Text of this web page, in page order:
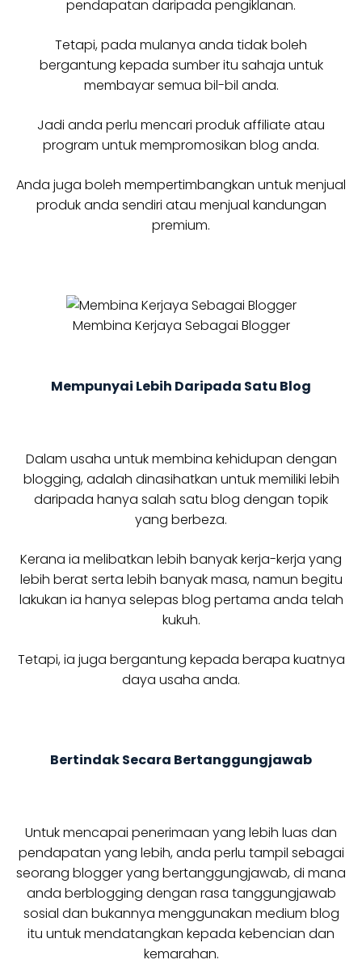
pendapatan daripada pengiklanan.
Tetapi, pada mulanya anda tidak boleh
bergantung kepada sumber itu sahaja untuk
membayar semua bil-bil anda.
Jadi anda perlu mencari produk affiliate atau
program untuk mempromosikan blog anda.
Anda juga boleh mempertimbangkan untuk menjual
produk anda sendiri atau menjual kandungan
premium.
Membina Kerjaya Sebagai Blogger
Mempunyai Lebih Daripada Satu Blog
Dalam usaha untuk membina kehidupan dengan
blogging, adalah dinasihatkan untuk memiliki lebih
daripada hanya salah satu blog dengan topik
yang berbeza.
Kerana ia melibatkan lebih banyak kerja-kerja yang
lebih berat serta lebih banyak masa, namun begitu
lakukan ia hanya selepas blog pertama anda telah
kukuh.
Tetapi, ia juga bergantung kepada berapa kuatnya
daya usaha anda.
Bertindak Secara Bertanggungjawab
Untuk mencapai penerimaan yang lebih luas dan
pendapatan yang lebih, anda perlu tampil sebagai
seorang blogger yang bertanggungjawab, di mana
anda berblogging dengan rasa tanggungjawab
sosial dan bukannya menggunakan medium blog
itu untuk mendatangkan kepada kebencian dan
kemarahan.